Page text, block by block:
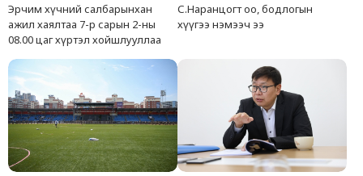
Эрчим хүчний салбарынхан
ажил хаялтаа 7-р сарын 2-ны
08.00 цаг хүртэл хойшлууллаа
С.Наранцогт оо, бодлогын
хүүгээ нэмээч ээ